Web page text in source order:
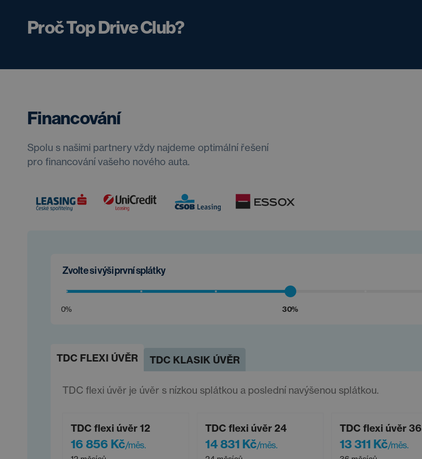
Proč Top Drive Club?
Financování
Spolu s našimi partnery vždy najdeme optimální řešení
pro financování vašeho nového auta.
Zvolte si výši první splátky
0% 30%
TDC FLEXI ÚVĚR TDC KLASIK ÚVĚR
TDC flexi úvěr je úvěr s nízkou splátkou a poslední navýšenou splátkou.
TDC flexi úvěr 12
16 856 Kč/měs.
TDC flexi úvěr 24
14 831 Kč/měs.
TDC flexi úvěr 36
13 311 Kč/měs.